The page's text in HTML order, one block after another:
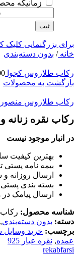
زمانیکه
ثبت
برای بزرگنمایی کلیک
خانه/ بدون دسته‌بندی
رکاب طلاروس کجوا
بازگشت به محصولات
رکاب طلاروس
رکاب نقره زنانه
در انبار موجود نیست
بهترین کیفیت
بیمه نامه پستی تا
ارسال روزانه
بسته بندی
ارسال پیامک
شناسه محصول: رکاب
دسته: بدون دسته‌بندی,
برچسب: خرید وسایل
عمده, نقره عیار 925
rekabfarsi